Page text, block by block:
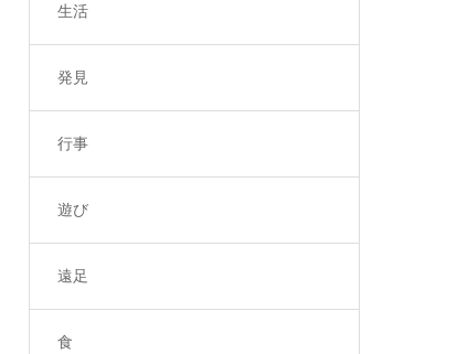
生活
発見
行事
遊び
遠足
食